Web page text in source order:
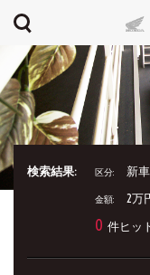
検索結果: 区分: 新車
金額: 2万
0 件ヒッ